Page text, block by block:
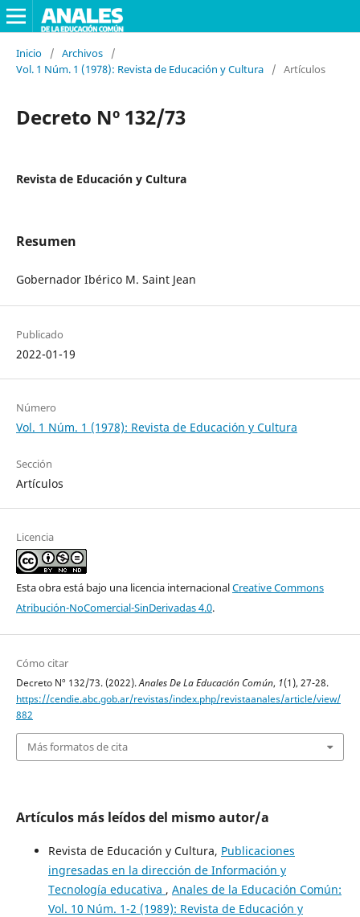
Inicio / Archivos
/
Vol. 1 Núm. 1 (1978): Revista de Educación y Cultura
/ Artículos
Decreto Nº 132/73
Revista de Educación y Cultura
Resumen
Gobernador Ibérico M. Saint Jean
Publicado
2022-01-19
Número
Vol. 1 Núm. 1 (1978): Revista de Educación y Cultura
Sección
Artículos
Licencia
Esta obra está bajo una licencia internacionalCreative Commons
Atribución-NoComercial-SinDerivadas 4.0.
Cómo citar
Decreto Nº 132/73. (2022).Anales De La Educación Común, 1(1), 27-28.
https://cendie.abc.gob.ar/revistas/index.php/revistaanales/article/view/
882
Más formatos de cita
Artículos más leídos del mismo autor/a
Revista de Educación y Cultura, Publicaciones
ingresadas en la dirección de Información y
Tecnología educativa , Anales de la Educación Común:
Vol. 10 Núm. 1-2 (1989): Revista de Educación y